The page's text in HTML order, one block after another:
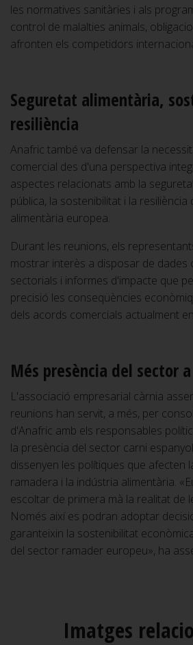
les normatives sanitàries i als
control de malalties animals,
afronten els competidors
Seguretat alimentària,
resiliència
Anafric també va defensar la
comercial des d'una perspectiva
aspectes relacionats amb la
pública, la sostenibilitat i la resiliència
alimentària europea.
Durant les reunions, els
mostrar interès a disposar de dades
sectorials i informes d'impacte que
precisió les conseqüències
dels acords comercials actualment
Més presència del sector a
L'associació empresarial càrnia
reunions han servit, a més, per
d'Anafric amb els responsables
la presència del sector carni
dissenyen les polítiques que afecten
ramadera i la indústria alimentària.
escoltar de primera mà la realitat de
Només així es podran adoptar
garanteixin la sostenibilitat
del sector ramader europeu», ha
Imatges